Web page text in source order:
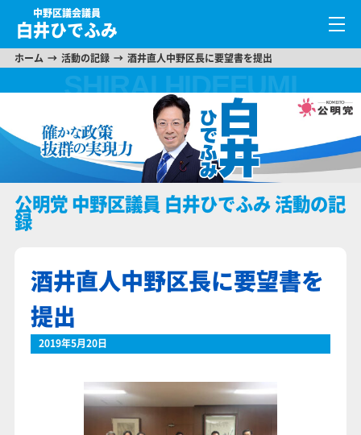
中野区議会議員
白井ひでふみ
ホーム 活動の記録 酒井直人中野区長に要望書を提出
公明党 中野区議員 白井ひでふみ 活動の記
録
酒井直人中野区長に要望書を
提出
2019年5月20日